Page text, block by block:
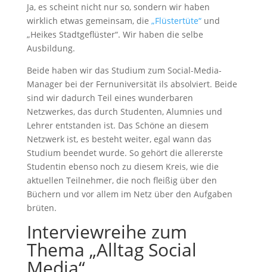
Ja, es scheint nicht nur so, sondern wir haben
wirklich etwas gemeinsam, die „Flüstertüte“ und
„Heikes Stadtgeflüster“. Wir haben die selbe
Ausbildung.
Beide haben wir das Studium zum Social-Media-
Manager bei der Fernuniversität ils absolviert. Beide
sind wir dadurch Teil eines wunderbaren
Netzwerkes, das durch Studenten, Alumnies und
Lehrer entstanden ist. Das Schöne an diesem
Netzwerk ist, es besteht weiter, egal wann das
Studium beendet wurde. So gehört die allererste
Studentin ebenso noch zu diesem Kreis, wie die
aktuellen Teilnehmer, die noch fleißig über den
Büchern und vor allem im Netz über den Aufgaben
brüten.
Interviewreihe zum
Thema „Alltag Social